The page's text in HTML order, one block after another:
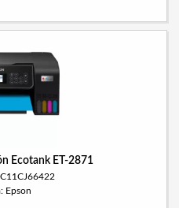
Ecotank ET-2871
Epson